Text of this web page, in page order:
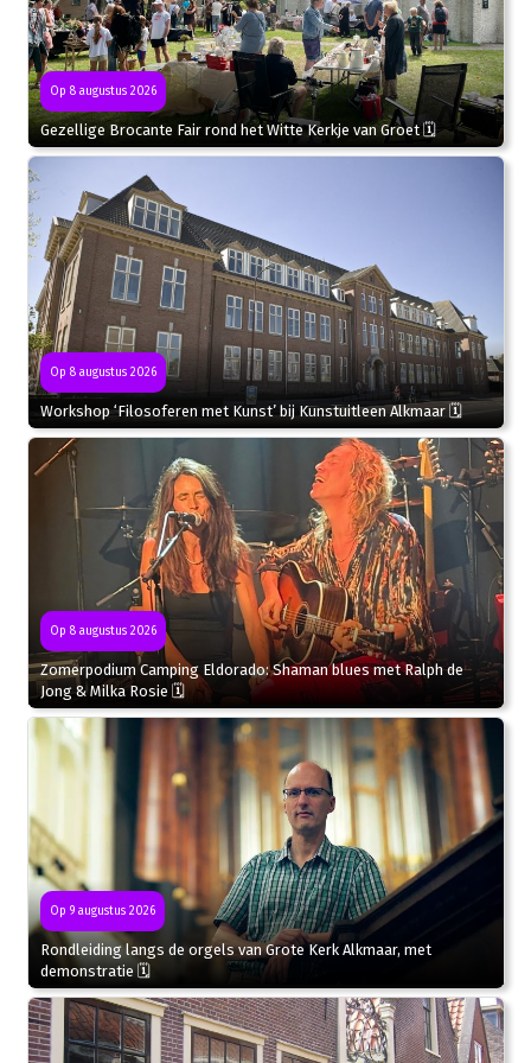
Op 8 augustus 2026
Gezellige Brocante Fair rond het Witte Kerkje van Groet 🗓
Op 8 augustus 2026
Workshop ‘Filosoferen met Kunst’ bij Kunstuitleen Alkmaar 🗓
Op 8 augustus 2026
Zomerpodium Camping Eldorado: Shaman blues met Ralph de
Jong & Milka Rosie 🗓
Op 9 augustus 2026
Rondleiding langs de orgels van Grote Kerk Alkmaar, met
demonstratie 🗓